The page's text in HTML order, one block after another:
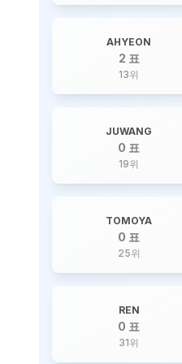
AHYEON
2 표
13위
JUWANG
0 표
19위
TOMOYA
0 표
25위
REN
0 표
31위